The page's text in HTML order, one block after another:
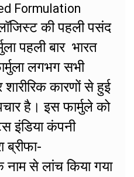
Formulation
की पहली पसंद
पहली बार भारत
लगभग सभी
कारणों से हुई
है। इस फार्मुले को
इंडिया कंपनी
ब्रीफा-
से लांच किया गया